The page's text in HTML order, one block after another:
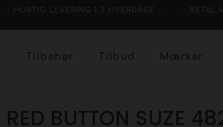
- HURTIG LEVERING 1-2 HVERDAGE -
- BETAL
Tilbehør Tilbud Mærker
RED BUTTON SUZE